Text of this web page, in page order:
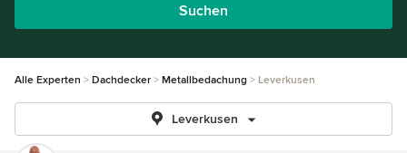
Suchen
Alle Experten Dachdecker Metallbedachung Leverkusen
Leverkusen